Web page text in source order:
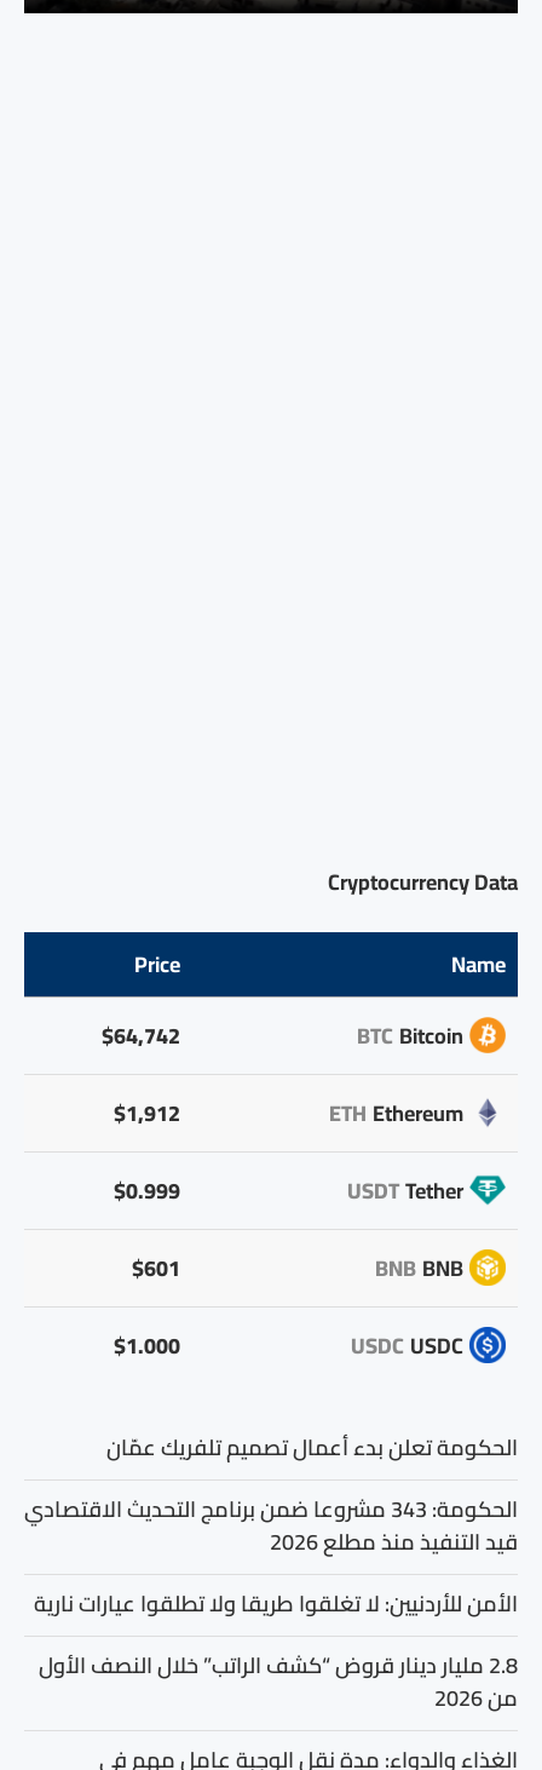
Cryptocurrency Data
Name
Price
Bitcoin
BTC
$64,742
Ethereum
ETH
$1,912
Tether
USDT
$0.999
BNB
BNB
$601
USDC
USDC
$1.000
الحكومة تعلن بدء أعمال تصميم تلفريك عمّان
الحكومة: 343 مشروعا ضمن برنامج التحديث الاقتصادي
قيد التنفيذ منذ مطلع 2026
الأمن للأردنيين: لا تغلقوا طريقا ولا تطلقوا عيارات نارية
2.8 مليار دينار قروض “كشف الراتب” خلال النصف الأول
من 2026
الغذاء والدواء: مدة نقل الوجبة عامل مهم في